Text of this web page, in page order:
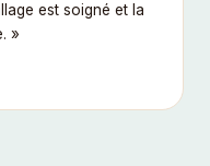
est soigné et la
»